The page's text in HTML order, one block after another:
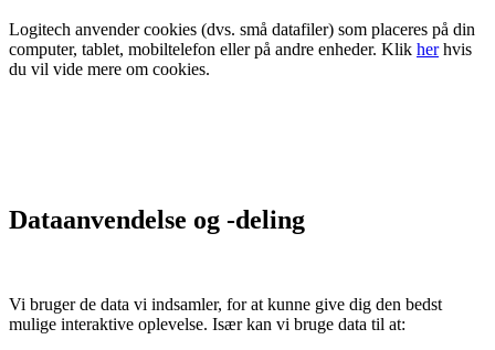
Logitech anvender cookies (dvs. små datafiler) som placeres på din
computer, tablet, mobiltelefon eller på andre enheder. Klik herhvis
du vil vide mere om cookies.
Dataanvendelse og -deling
Vi bruger de data vi indsamler, for at kunne give dig den bedst
mulige interaktive oplevelse. Især kan vi bruge data til at: